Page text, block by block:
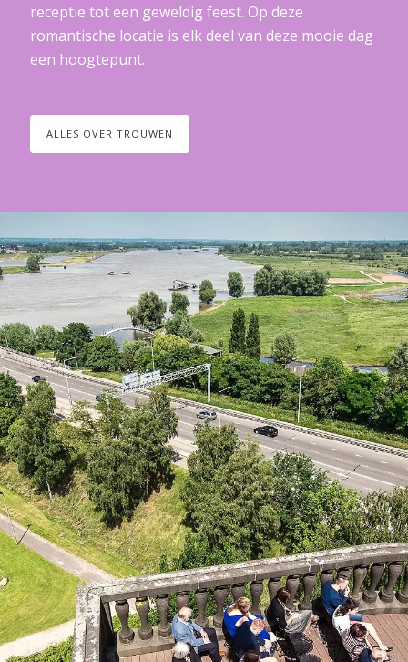
receptie tot een geweldig feest. Op deze
romantische locatie is elk deel van deze mooie dag
een hoogtepunt.
ALLES OVER TROUWEN